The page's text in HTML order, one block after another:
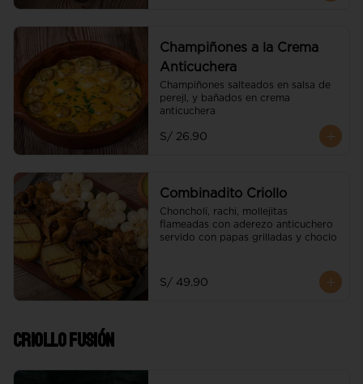
Champiñones a la Crema
Anticuchera
Champiñones salteados en salsa de
perejl, y bañados en crema
anticuchera
S/ 26.90
Combinadito Criollo
Choncholí, rachi, mollejitas
flameadas con aderezo anticuchero
servido con papas grilladas y choclo
S/ 49.90
Criollo Fusión